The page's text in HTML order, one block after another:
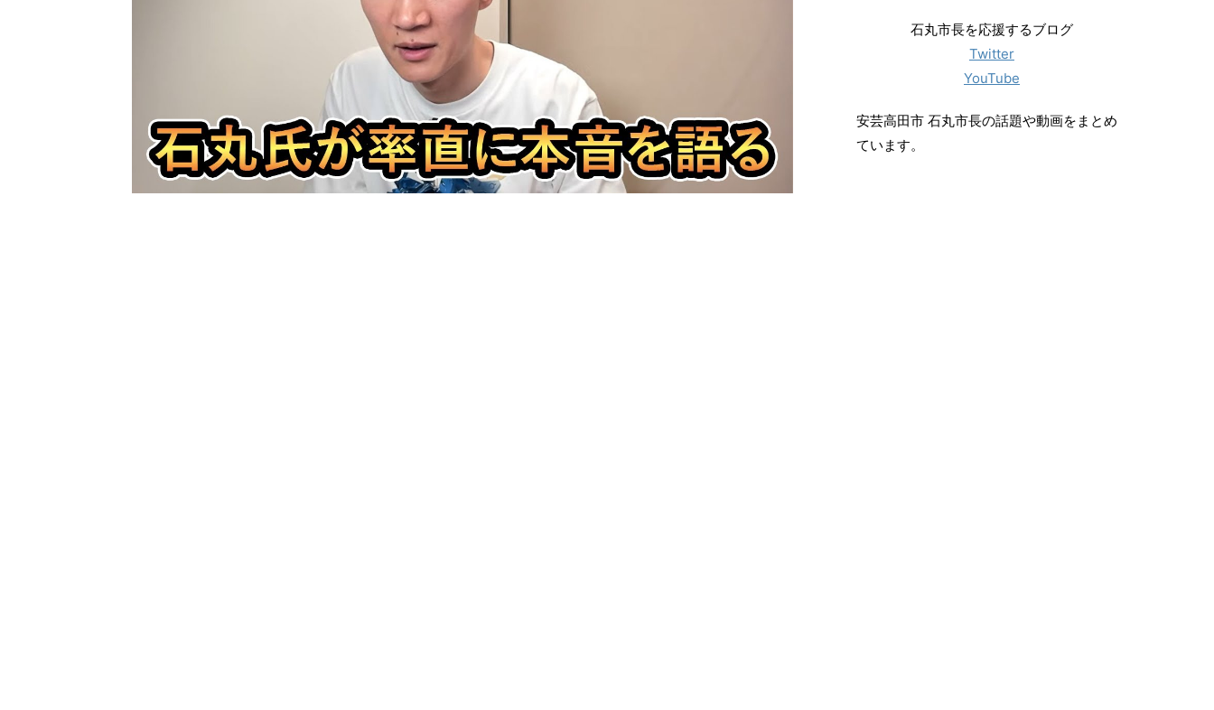
石丸市長を応援するブログ
Twitter
YouTube
安芸高田市 石丸市長の話題や動画をまとめ
ています。